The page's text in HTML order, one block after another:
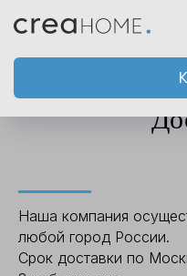
Наша компания
любой город России.
Срок доставки по